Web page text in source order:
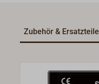
Zubehör & Ersatzteile